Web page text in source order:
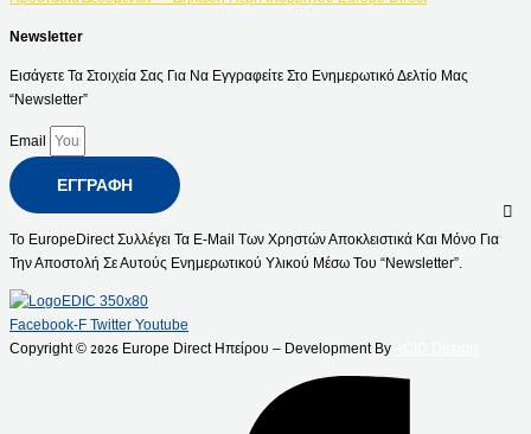
Newsletter
Εισάγετε Τα Στοιχεία Σας Για Να Εγγραφείτε Στο Ενημερωτικό Δελτίο Μας
“Newsletter”
Email
ΕΓΓΡΑΦΉ
Το EuropeDirect Συλλέγει Τα E-Mail Των Χρηστών Αποκλειστικά Και Μόνο Για
Την Αποστολή Σε Αυτούς Ενημερωτικού Υλικού Μέσω Του “Newsletter”.
Facebook-F Twitter Youtube
Copyright © 2026 Europe Direct Ηπείρου – Development By